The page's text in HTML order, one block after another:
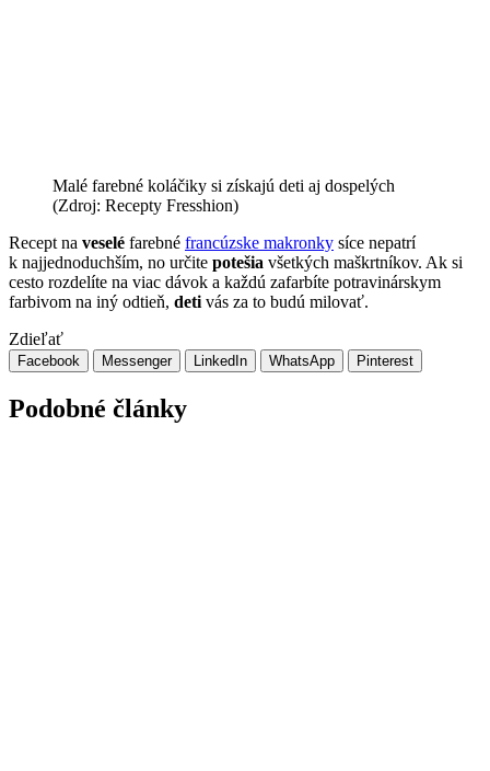
Malé farebné koláčiky si získajú deti aj dospelých
(Zdroj: Recepty Fresshion)
Recept na veselé farebné francúzske makronky síce nepatrí
k najjednoduchším, no určite potešia všetkých maškrtníkov. Ak si
cesto rozdelíte na viac dávok a každú zafarbíte potravinárskym
farbivom na iný odtieň, deti vás za to budú milovať.
Zdieľať
Facebook Messenger LinkedIn WhatsApp Pinterest
Podobné články